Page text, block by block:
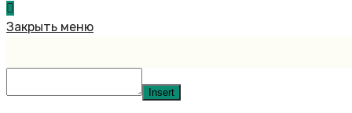
Закрыть меню
Insert